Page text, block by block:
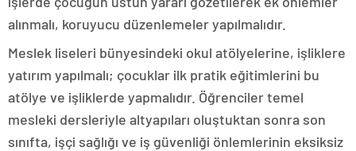
alınmalı, koruyucu düzenlemeler yapılmalıdır.
Meslek liseleri bünyesindeki okul atölyelerine, işliklere
yatırım yapılmalı; çocuklar ilk pratik eğitimlerini bu
atölye ve işliklerde yapmalıdır. Öğrenciler temel
mesleki dersleriyle altyapıları oluştuktan sonra son
sınıfta, işçi sağlığı ve iş güvenliği önlemlerinin eksiksiz